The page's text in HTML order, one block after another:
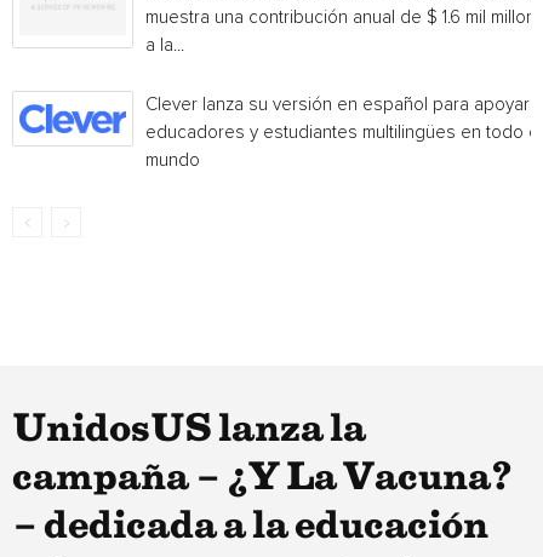
muestra una contribución anual de $ 1.6 mil
a la...
Clever lanza su versión en español para apoyar a
educadores y estudiantes multilingües en todo el
mundo
UnidosUS lanza la
campaña – ¿Y La Vacuna?
– dedicada a la educación